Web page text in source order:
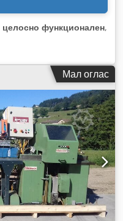
целосно функционален,
Мал оглас